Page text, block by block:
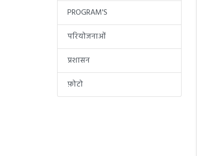
PROGRAM'S
परियोजनाओं
प्रशासन
फ़ोटो